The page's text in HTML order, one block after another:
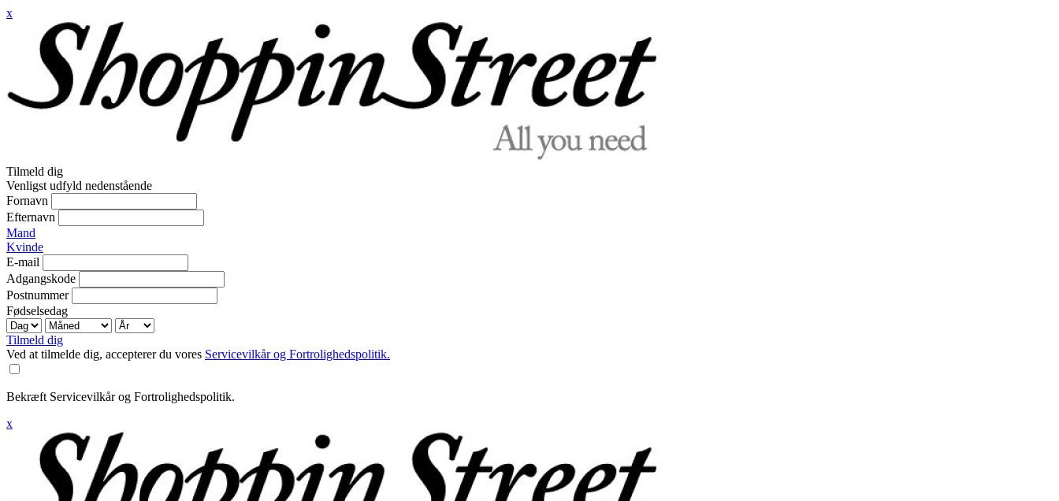
x
Tilmeld dig
Venligst udfyld nedenstående
Fornavn
Efternavn
Mand
Kvinde
E-mail
Adgangskode
Postnummer
Fødselsedag
Tilmeld dig
Ved at tilmelde dig, accepterer du vores Servicevilkår og Fortrolighedspolitik.
Bekræft Servicevilkår og Fortrolighedspolitik.
x